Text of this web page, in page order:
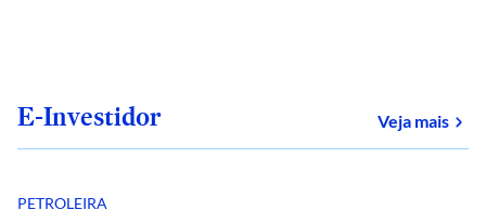
E-Investidor Veja mais
PETROLEIRA